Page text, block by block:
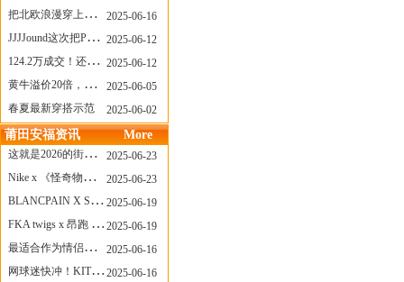
把北欧浪漫穿上脚，Cecilie Bahnsen x ASICS
2025-06-16
JJJJound这次把PUMA改得好安静
2025-06-12
124.2万成交！还有什么是Labubu做不到的？
2025-06-12
黄牛溢价20倍，「Labubu」3.0市价大盘点！假货比正品还贵...
2025-06-05
春夏最新穿搭示范
2025-06-02
莆田安福资讯 More
这就是2026的街头感！Prada新包我先爱了
2025-06-23
Nike x 《怪奇物语》联名回归，终于轮到这双热门款了！
2025-06-23
BLANCPAIN X SWATCH联名款 BIOCERAMIC SCUBA FIFTY FATHOMS 系列推出全新 GREEN ABYSS（碧波洋）腕表
2025-06-19
FKA twigs x 昂跑 联名来了，这三双 Cloud X 你选哪一双？
2025-06-19
最适合作为情侣鞋的New Balance 1906 Loafer出现了！
2025-06-16
网球迷快冲！KITH x Wilson 限量球拍太会设计了
2025-06-16